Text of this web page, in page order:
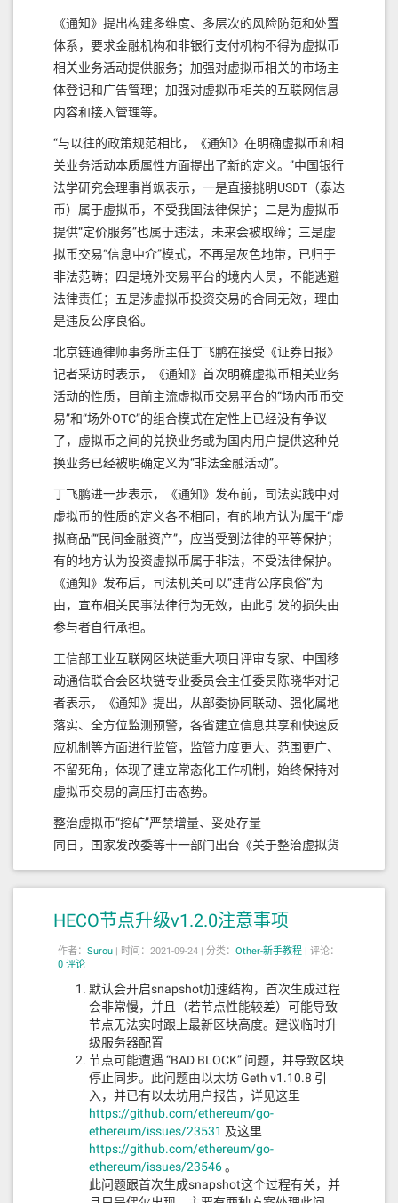
《通知》提出构建多维度、多层次的风险防范和处置
体系，要求金融机构和非银行支付机构不得为虚拟币
相关业务活动提供服务；加强对虚拟币相关的市场主
体登记和广告管理；加强对虚拟币相关的互联网信息
内容和接入管理等。
“与以往的政策规范相比，《通知》在明确虚拟币和相
关业务活动本质属性方面提出了新的定义。”中国银行
法学研究会理事肖飒表示，一是直接挑明USDT（泰达
币）属于虚拟币，不受我国法律保护；二是为虚拟币
提供“定价服务”也属于违法，未来会被取缔；三是虚
拟币交易“信息中介”模式，不再是灰色地带，已归于
非法范畴；四是境外交易平台的境内人员，不能逃避
法律责任；五是涉虚拟币投资交易的合同无效，理由
是违反公序良俗。
北京链通律师事务所主任丁飞鹏在接受《证券日报》
记者采访时表示，《通知》首次明确虚拟币相关业务
活动的性质，目前主流虚拟币交易平台的“场内币币交
易”和“场外OTC”的组合模式在定性上已经没有争议
了，虚拟币之间的兑换业务或为国内用户提供这种兑
换业务已经被明确定义为“非法金融活动”。
丁飞鹏进一步表示，《通知》发布前，司法实践中对
虚拟币的性质的定义各不相同，有的地方认为属于“虚
拟商品”“民间金融资产”，应当受到法律的平等保护；
有的地方认为投资虚拟币属于非法，不受法律保护。
《通知》发布后，司法机关可以“违背公序良俗”为
由，宣布相关民事法律行为无效，由此引发的损失由
参与者自行承担。
工信部工业互联网区块链重大项目评审专家、中国移
动通信联合会区块链专业委员会主任委员陈晓华对记
者表示，《通知》提出，从部委协同联动、强化属地
落实、全方位监测预警，各省建立信息共享和快速反
应机制等方面进行监管，监管力度更大、范围更广、
不留死角，体现了建立常态化工作机制，始终保持对
虚拟币交易的高压打击态势。
整治虚拟币“挖矿”严禁增量、妥处存量
同日，国家发改委等十一部门出台《关于整治虚拟货
币“挖矿”活动的通知》（以下简称《通知》）。
量、妥处存量”的总体思路，充分发挥各地区、各部门
合力，加强虚拟币“挖矿”活动上下游全产业链监管，
严禁新增虚拟币“挖矿”项目，加快存量项目有序退
出。
“虚拟币‘挖矿’活动能耗大、耗电高，其盲目无序的发
展给节能减排造成不利影响。”宝新金融首席经济学家
郑磊对《证券日报》记者表示，在电煤价格高居不
下，生活和生产用电受到碳排放考核影响的情况下，
各地更应加快清退虚拟币“挖矿”项目。
深圳市信息服务业区块链协会会长郑定向对《证券日
报》记者表示，目前，虚拟币挖矿造成了能源的过度
消耗，增加了碳排放，并且矿机的快速更换会产生更
HECO节点升级v1.2.0注意事项
作者： Surou | 时间：2021-09-24 | 分类： Other-新手教程 | 评论：
0 评论
默认会开启snapshot加速结构，首次生成过程
会非常慢，并且（若节点性能较差）可能导致
节点无法实时跟上最新区块高度。建议临时升
级服务器配置
节点可能遭遇 “BAD BLOCK” 问题，并导致区块
停止同步。此问题由以太坊 Geth v1.10.8 引
入，并已有以太坊用户报告，详见这里
https://github.com/ethereum/go-
ethereum/issues/23531 及这里
https://github.com/ethereum/go-
ethereum/issues/23546。
此问题跟首次生成snapshot这个过程有关，并